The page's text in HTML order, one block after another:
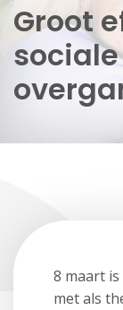
Groot
8 maart
met als